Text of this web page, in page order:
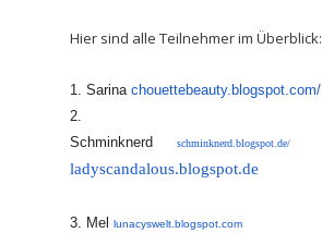
Hier sind alle Teilnehmer im Überblick:
1. Sarina chouettebeauty.blogspot.com/
2.
Schminknerd
schminknerd.blogspot.de/
ladyscandalous.blogspot.de
3. Mel lunacyswelt.blogspot.com